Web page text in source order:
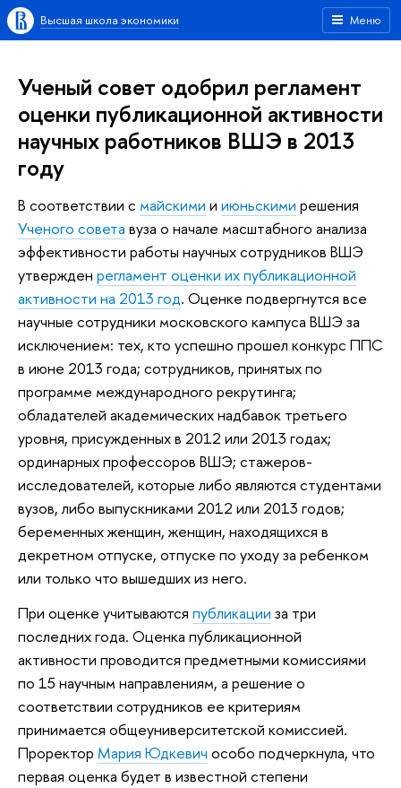
Меню
Высшая школа экономики
Ученый совет одобрил регламент
оценки публикационной активности
научных работников ВШЭ в 2013
году
В соответствии с майскими и июньскими решения
Ученого совета вуза о начале масштабного анализа
эффективности работы научных сотрудников ВШЭ
утвержден регламент оценки их публикационной
активности на 2013 год. Оценке подвергнутся все
научные сотрудники московского кампуса ВШЭ за
исключением: тех, кто успешно прошел конкурс ППС
в июне 2013 года; сотрудников, принятых по
программе международного рекрутинга;
обладателей академических надбавок третьего
уровня, присужденных в 2012 или 2013 годах;
ординарных профессоров ВШЭ; стажеров-
исследователей, которые либо являются студентами
вузов, либо выпускниками 2012 или 2013 годов;
беременных женщин, женщин, находящихся в
декретном отпуске, отпуске по уходу за ребенком
или только что вышедших из него.
При оценке учитываются публикации за три
последних года. Оценка публикационной
активности проводится предметными комиссиями
по 15 научным направлениям, а решение о
соответствии сотрудников ее критериям
принимается общеуниверситетской комиссией.
Проректор Мария Юдкевич особо подчеркнула, что
первая оценка будет в известной степени